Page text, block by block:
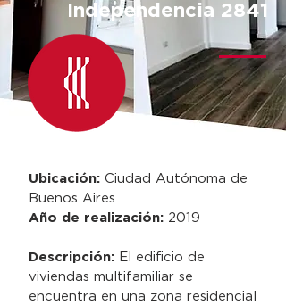
Independencia 2841
Ubicación: Ciudad Autónoma de
Buenos Aires
Año de realización: 2019
Descripción: El edificio de
viviendas multifamiliar se
encuentra en una zona residencial